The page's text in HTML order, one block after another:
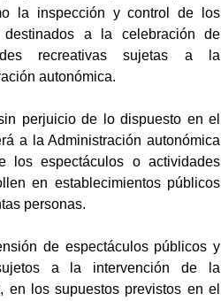
la inspección y control de los
destinados a la celebración de
recreativas sujetas a la
autonómica.
perjuicio de lo dispuesto en el
a la Administración autonómica
los espectáculos o actividades
en establecimientos públicos
personas.
de espectáculos públicos y
a la intervención de la
en los supuestos previstos en el